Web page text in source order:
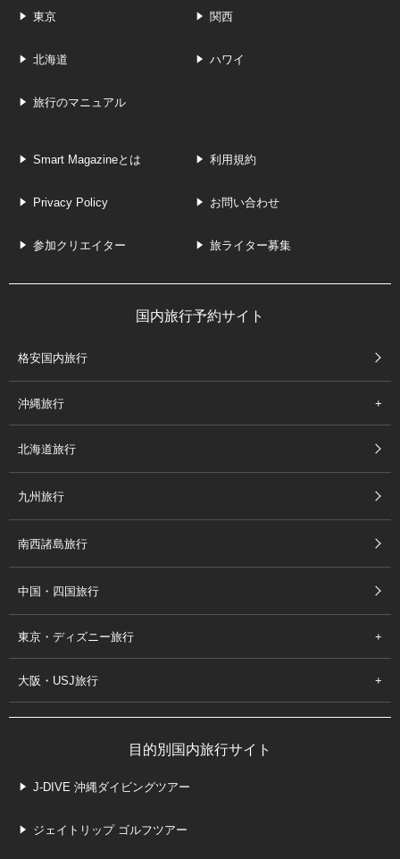
東京 関西
北海道 ハワイ
旅行のマニュアル
Smart Magazineとは 利用規約
Privacy Policy お問い合わせ
参加クリエイター 旅ライター募集
国内旅行予約サイト
格安国内旅行
沖縄旅行
北海道旅行
九州旅行
南西諸島旅行
中国・四国旅行
東京・ディズニー旅行
大阪・USJ旅行
目的別国内旅行サイト
J-DIVE 沖縄ダイビングツアー
ジェイトリップ ゴルフツアー